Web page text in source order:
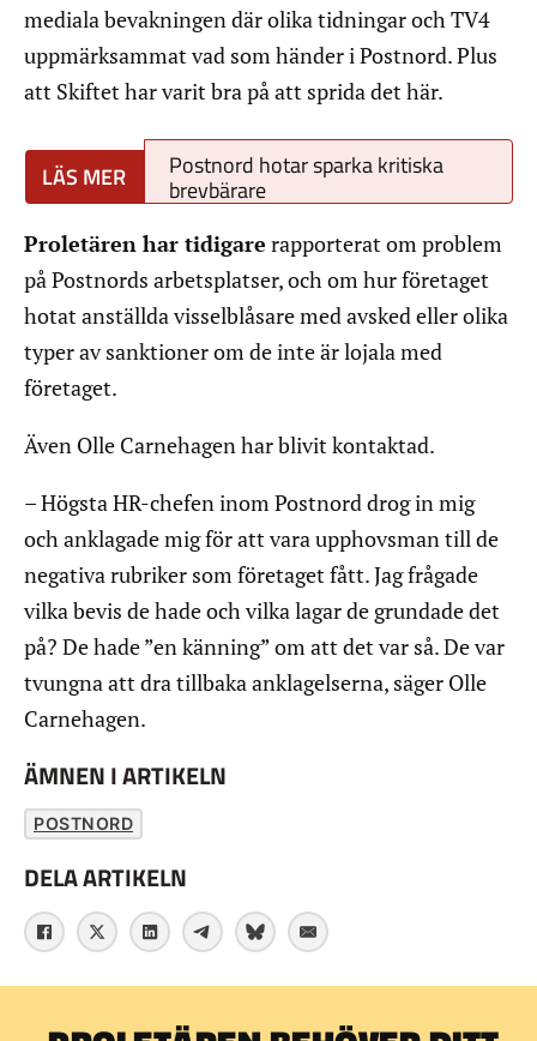
mediala bevakningen där olika tidningar och TV4
uppmärksammat vad som händer i Postnord. Plus
att Skiftet har varit bra på att sprida det här.
Postnord hotar sparka kritiska
brevbärare
Proletären har tidigare rapporterat om problem
på Postnords arbetsplatser, och om hur företaget
hotat anställda visselblåsare med avsked eller olika
typer av sanktioner om de inte är lojala med
företaget.
Även Olle Carnehagen har blivit kontaktad.
– Högsta HR-chefen inom Postnord drog in mig
och anklagade mig för att vara upphovsman till de
negativa rubriker som företaget fått. Jag frågade
vilka bevis de hade och vilka lagar de grundade det
på? De hade ”en känning” om att det var så. De var
tvungna att dra tillbaka anklagelserna, säger Olle
Carnehagen.
ÄMNEN I ARTIKELN
POSTNORD
DELA ARTIKELN